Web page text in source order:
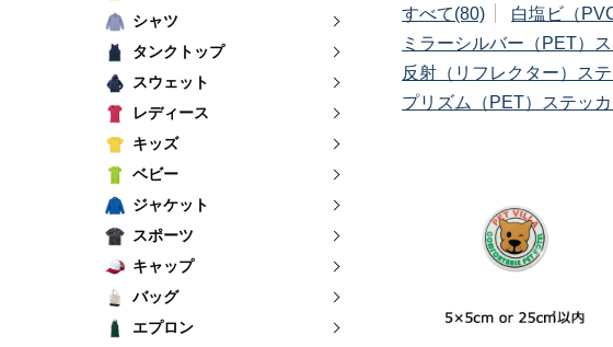
シャツ
タンクトップ
スウェット
レディース
キッズ
ベビー
ジャケット
スポーツ
キャップ
バッグ
エプロン
すべて(80)
白塩ビ（
ミラーシルバー（PET）
反射（リフレクター）ス
プリズム（PET）ステッ